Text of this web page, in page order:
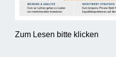
Zum Lesen bitte klicken